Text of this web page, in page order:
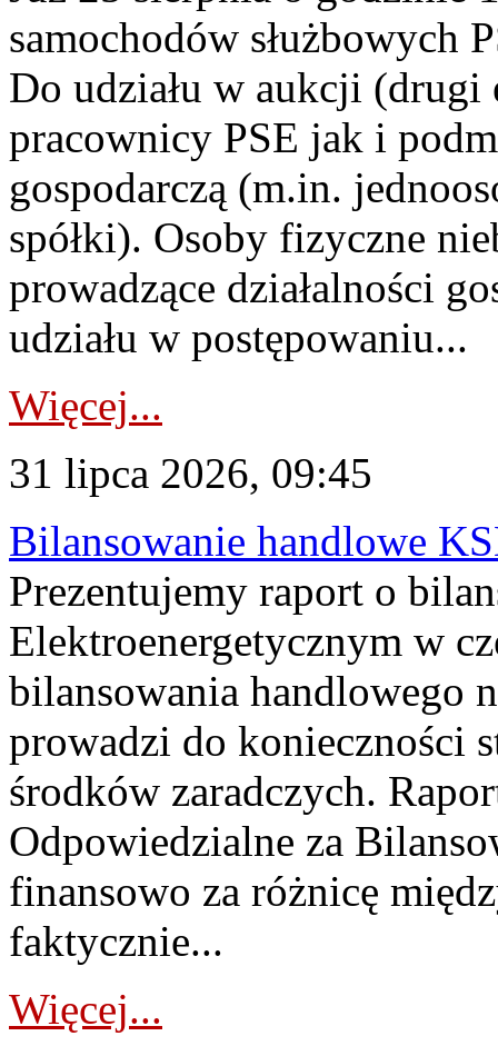
samochodów służbowych
Do udziału w aukcji (drugi
pracownicy PSE jak i
gospodarczą (m.in.
spółki). Osoby fizyczne
prowadzące działalności
udziału w postępowaniu...
Więcej...
31 lipca 2026, 09:45
Bilansowanie handlowe
Prezentujemy raport o
Elektroenergetycznym w
bilansowania handlowego
prowadzi do konieczności
środków zaradczych.
Odpowiedzialne za
finansowo za różnicę
faktycznie...
Więcej...